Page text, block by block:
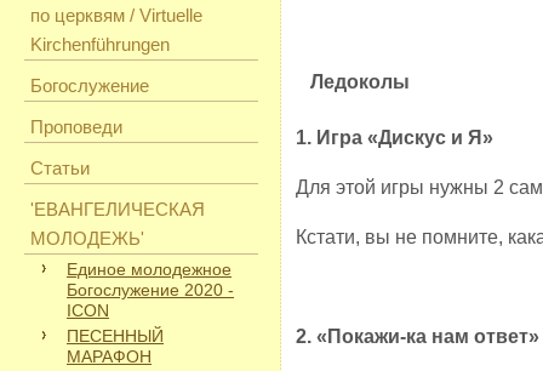
по церквям / Virtuelle
Kirchenführungen
Богослужение
Проповеди
Статьи
'ЕВАНГЕЛИЧЕСКАЯ
МОЛОДЕЖЬ'
Единое молодежное
Богослужение 2020 -
ICON
ПЕСЕННЫЙ
МАРАФОН
Ледоколы
1. Игра «Дискус и Я»
Для этой игры нужны 2
Кстати, вы не помните,
2. «Покажи-ка нам ответ»